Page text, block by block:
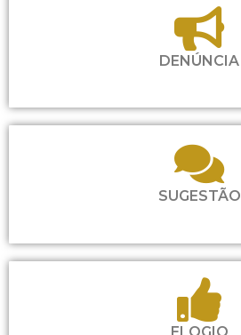
DENÚNCIA
SUGESTÃO
ELOGIO